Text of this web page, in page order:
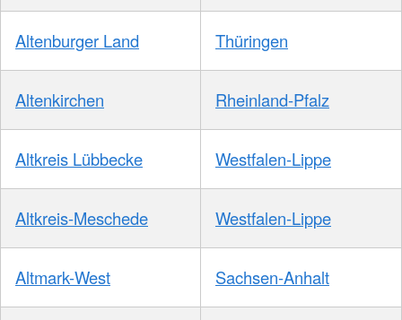
Altenburger Land Thüringen
Altenkirchen Rheinland-Pfalz
Altkreis Lübbecke Westfalen-Lippe
Altkreis-Meschede Westfalen-Lippe
Altmark-West Sachsen-Anhalt